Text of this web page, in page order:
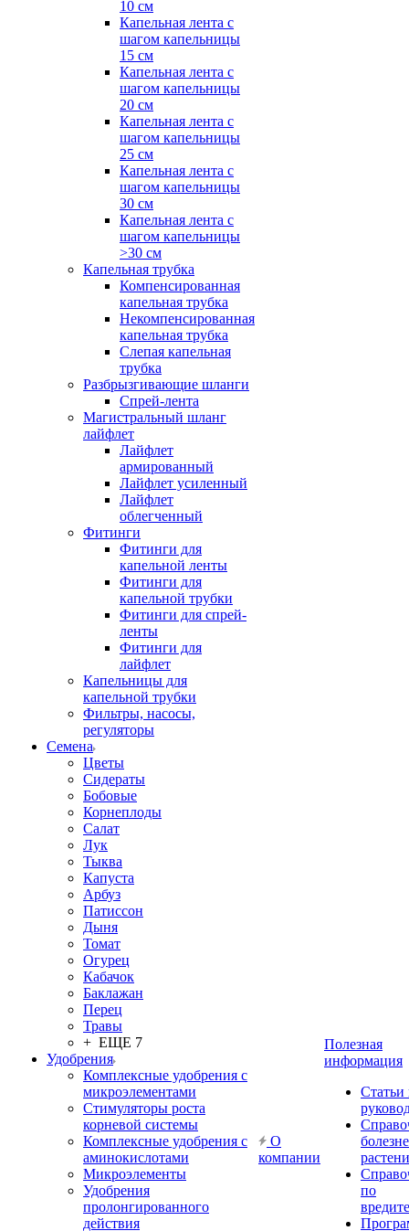
10 см
Капельная лента с
шагом капельницы
15 см
Капельная лента с
шагом капельницы
20 см
Капельная лента с
шагом капельницы
25 см
Капельная лента с
шагом капельницы
30 см
Капельная лента с
шагом капельницы
>30 см
Капельная трубка
Компенсированная
капельная трубка
Некомпенсированная
капельная трубка
Слепая капельная
трубка
Разбрызгивающие шланги
Спрей-лента
Магистральный шланг
лайфлет
Лайфлет
армированный
Лайфлет усиленный
Лайфлет
облегченный
Фитинги
Фитинги для
капельной ленты
Фитинги для
капельной трубки
Фитинги для спрей-
ленты
Фитинги для
лайфлет
Капельницы для
капельной трубки
Фильтры, насосы,
регуляторы
Семена
Цветы
Сидераты
Бобовые
Корнеплоды
Салат
Лук
Тыква
Капуста
Арбуз
Патиссон
Дыня
Томат
Огурец
Кабачок
Баклажан
Перец
Травы
+ ЕЩЕ 7
Удобрения
Комплексные удобрения с
микроэлементами
Стимуляторы роста
корневой системы
Комплексные удобрения с
аминокислотами
Микроэлементы
Удобрения
пролонгированного
действия
О
компании
Полезная
информация
Статьи
по